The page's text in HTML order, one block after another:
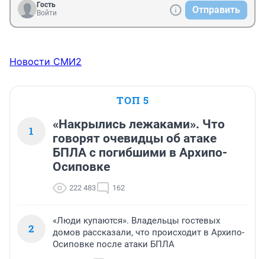
Гость
Войти
Отправить
Новости СМИ2
ТОП 5
1
«Накрылись лежаками». Что
говорят очевидцы об атаке
БПЛА с погибшими в Архипо-
Осиповке
222 483 162
2
«Люди купаются». Владельцы гостевых
домов рассказали, что происходит в Архипо-
Осиповке после атаки БПЛА